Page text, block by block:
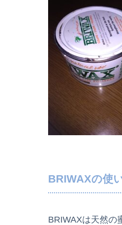
BRIWAXの使
BRIWAXは天然の